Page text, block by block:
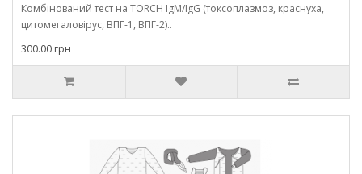
Комбінований тест на TORCH IgM/IgG (токсоплазмоз, краснуха,
цитомегаловірус, ВПГ-1, ВПГ-2)..
300.00 грн